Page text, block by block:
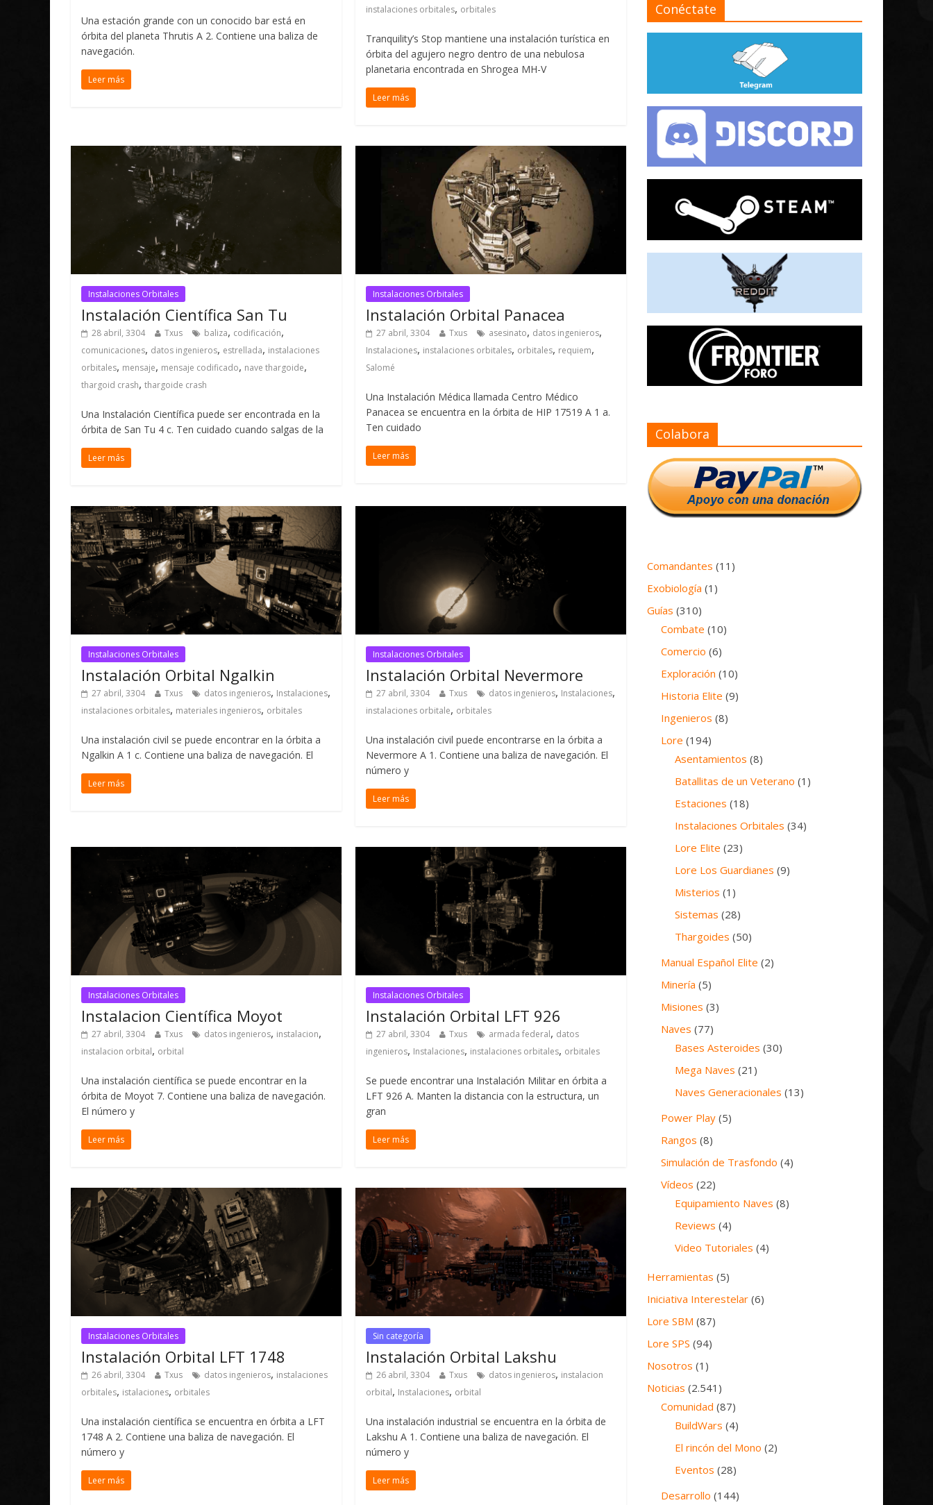
Una estación grande con un conocido bar está en
órbita del planeta Thrutis A 2. Contiene una baliza de
navegación.
Leer más
instalaciones orbitales, orbitales
Tranquility’s Stop mantiene una instalación turística en
órbita del agujero negro dentro de una nebulosa
planetaria encontrada en Shrogea MH-V
Leer más
Instalaciones Orbitales
Instalación Científica San Tu
28 abril, 3304 Txus baliza, codificación,
comunicaciones, datos ingenieros, estrellada, instalaciones
orbitales, mensaje, mensaje codificado, nave thargoide,
thargoid crash, thargoide crash
Una Instalación Científica puede ser encontrada en la
órbita de San Tu 4 c. Ten cuidado cuando salgas de la
Leer más
Instalaciones Orbitales
Instalación Orbital Panacea
27 abril, 3304 Txus asesinato, datos ingenieros,
Instalaciones, instalaciones orbitales, orbitales, requiem,
Salomé
Una Instalación Médica llamada Centro Médico
Panacea se encuentra en la órbita de HIP 17519 A 1 a.
Ten cuidado
Leer más
Instalaciones Orbitales
Instalación Orbital Ngalkin
27 abril, 3304 Txus datos ingenieros, Instalaciones,
instalaciones orbitales, materiales ingenieros, orbitales
Una instalación civil se puede encontrar en la órbita a
Ngalkin A 1 c. Contiene una baliza de navegación. El
Leer más
Instalaciones Orbitales
Instalación Orbital Nevermore
27 abril, 3304 Txus datos ingenieros, Instalaciones,
instalaciones orbitale, orbitales
Una instalación civil puede encontrarse en la órbita a
Nevermore A 1. Contiene una baliza de navegación. El
número y
Leer más
Instalaciones Orbitales
Instalacion Científica Moyot
27 abril, 3304 Txus datos ingenieros, instalacion,
instalacion orbital, orbital
Una instalación científica se puede encontrar en la
órbita de Moyot 7. Contiene una baliza de navegación.
El número y
Leer más
Instalaciones Orbitales
Instalación Orbital LFT 926
27 abril, 3304 Txus armada federal, datos
ingenieros, Instalaciones, instalaciones orbitales, orbitales
Se puede encontrar una Instalación Militar en órbita a
LFT 926 A. Manten la distancia con la estructura, un
gran
Leer más
Instalaciones Orbitales
Instalación Orbital LFT 1748
26 abril, 3304 Txus datos ingenieros, instalaciones
orbitales, istalaciones, orbitales
Una instalación científica se encuentra en órbita a LFT
1748 A 2. Contiene una baliza de navegación. El
número y
Leer más
Sin categoría
Instalación Orbital Lakshu
26 abril, 3304 Txus datos ingenieros, instalacion
orbital, Instalaciones, orbital
Una instalación industrial se encuentra en la órbita de
Lakshu A 1. Contiene una baliza de navegación. El
número y
Leer más
Conéctate
Colabora
Comandantes (11)
Exobiología (1)
Guías (310)
Combate (10)
Comercio (6)
Exploración (10)
Historia Elite (9)
Ingenieros (8)
Lore (194)
Asentamientos (8)
Batallitas de un Veterano (1)
Estaciones (18)
Instalaciones Orbitales (34)
Lore Elite (23)
Lore Los Guardianes (9)
Misterios (1)
Sistemas (28)
Thargoides (50)
Manual Español Elite (2)
Minería (5)
Misiones (3)
Naves (77)
Bases Asteroides (30)
Mega Naves (21)
Naves Generacionales (13)
Power Play (5)
Rangos (8)
Simulación de Trasfondo (4)
Vídeos (22)
Equipamiento Naves (8)
Reviews (4)
Video Tutoriales (4)
Herramientas (5)
Iniciativa Interestelar (6)
Lore SBM (87)
Lore SPS (94)
Nosotros (1)
Noticias (2.541)
Comunidad (87)
BuildWars (4)
El rincón del Mono (2)
Eventos (28)
Desarrollo (144)